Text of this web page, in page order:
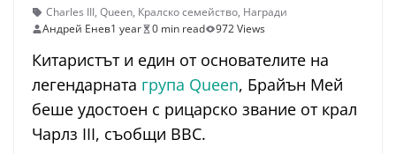
Charles III, Queen, Кралско семейство, Награди
Андрей Енев1 year 0 min read 972 Views
Китаристът и един от основателите на
легендарната група Queen, Брайън Мей
беше удостоен с рицарско звание от крал
Чарлз III, съобщи BBC.